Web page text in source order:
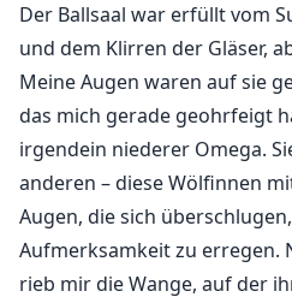
Der Ballsaal war erfüllt vom
und dem Klirren der Gläser,
Meine Augen waren auf sie
das mich gerade geohrfeigt
irgendein niederer Omega.
anderen – diese Wölfinnen
Augen, die sich
Aufmerksamkeit zu erregen.
rieb mir die Wange, auf der